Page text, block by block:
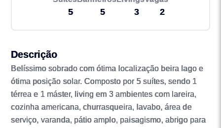
5 5 3 2
Descrição
Belíssimo sobrado com ótima localização beira lago e
ótima posição solar. Composto por 5 suítes, sendo 1
térrea e 1 máster, living em 3 ambientes com lareira,
cozinha americana, churrasqueira, lavabo, área de
serviço, varanda, pátio amplo, paisagismo, abrigo para